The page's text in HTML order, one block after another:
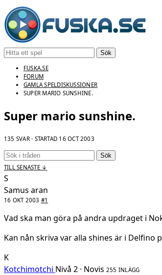
Sök
FUSKA.SE
FORUM
GAMLA SPELDISKUSSIONER
SUPER MARIO SUNSHINE.
Super mario sunshine.
135 SVAR · STARTAD 16 OCT 2003
Sök
TILL SENASTE ↓
S
Samus aran
16 OKT 2003 #1
Vad ska man göra på andra updraget i
Kan nån skriva var alla shines är i Delfino
K
Kotchimotchi Nivå 2 · Novis 255 INLÄGG